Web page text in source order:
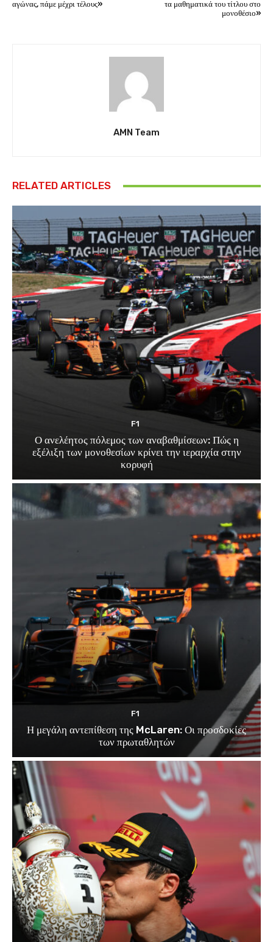
αγώνας, πάμε μέχρι τέλους»
τα μαθηματικά του τίτλου στο
μονοθέσιο»
AMN Team
RELATED ARTICLES
F1
Ο ανελέητος πόλεμος των αναβαθμίσεων: Πώς η
εξέλιξη των μονοθεσίων κρίνει την ιεραρχία στην
κορυφή
F1
Η μεγάλη αντεπίθεση της McLaren: Οι προσδοκίες
των πρωταθλητών